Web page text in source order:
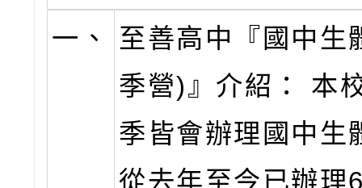
一、
至善高中『國中生
季營)』介紹： 本
季皆會辦理國中生
從去年至今已辦理